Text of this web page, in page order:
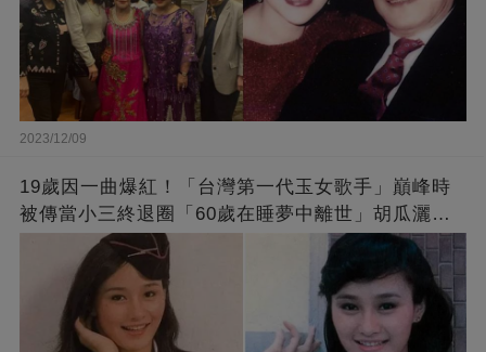
2023/12/09
19歲因一曲爆紅！「台灣第一代玉女歌手」巔峰時
被傳當小三終退圈「60歲在睡夢中離世」胡瓜灑淚